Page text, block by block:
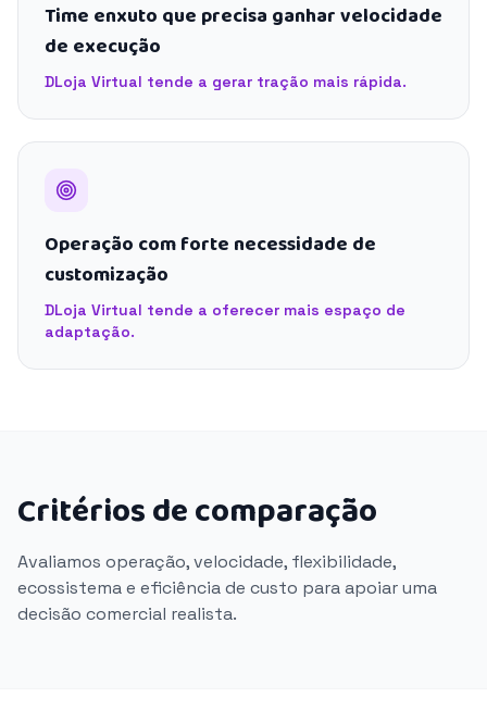
Time enxuto que precisa ganhar velocidade
de execução
DLoja Virtual tende a gerar tração mais rápida.
Operação com forte necessidade de
customização
DLoja Virtual tende a oferecer mais espaço de
adaptação.
Critérios de comparação
Avaliamos operação, velocidade, flexibilidade,
ecossistema e eficiência de custo para apoiar uma
decisão comercial realista.